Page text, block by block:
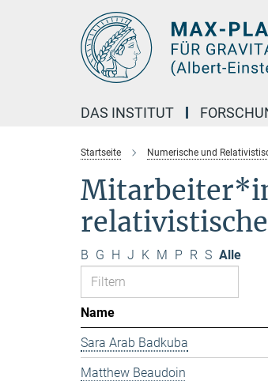
DAS INSTITUT
Startseite Numerische und
B G H J K M P R S Alle
Name
Sara Arab Badkuba
Matthew Beaudoin